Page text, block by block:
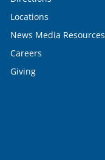
Locations
News Media Resources
Careers
Giving